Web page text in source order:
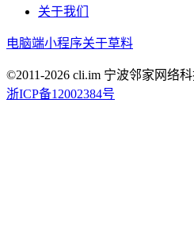
关于我们
电脑端小程序关于草料
©2011-2026 cli.im 宁波邻家网络
浙ICP备12002384号